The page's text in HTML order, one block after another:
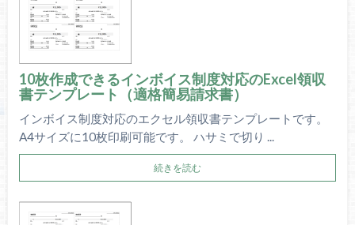
10枚作成できるインボイス制度対応のExcel領収
書テンプレート（適格簡易請求書）
インボイス制度対応のエクセル領収書テンプレートです。
A4サイズに10枚印刷可能です。 ハサミで切り ...
続きを読む